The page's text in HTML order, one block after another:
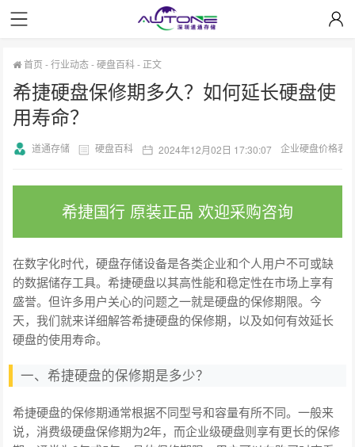
首页 -行业动态-硬盘百科- 正文
希捷硬盘保修期多久？如何延长硬盘使
用寿命？
道通存储 硬盘百科 2024年12月02日 17:30:07 企业硬盘价格表
希捷国行 原装正品 欢迎采购咨询
在数字化时代，硬盘存储设备是各类企业和个人用户不可或缺
的数据储存工具。希捷硬盘以其高性能和稳定性在市场上享有
盛誉。但许多用户关心的问题之一就是硬盘的保修期限。今
天，我们就来详细解答希捷硬盘的保修期，以及如何有效延长
硬盘的使用寿命。
一、希捷硬盘的保修期是多少？
希捷硬盘的保修期通常根据不同型号和容量有所不同。一般来
说，消费级硬盘保修期为2年，而企业级硬盘则享有更长的保修